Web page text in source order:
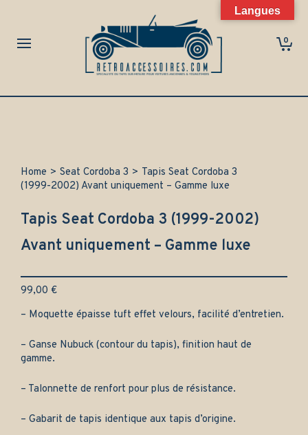
0
Home > Seat Cordoba 3 > Tapis Seat Cordoba 3
(1999-2002) Avant uniquement – Gamme luxe
Tapis Seat Cordoba 3 (1999-2002)
Avant uniquement – Gamme luxe
99,00 €
– Moquette épaisse tuft effet velours, facilité d’entretien.
– Ganse Nubuck (contour du tapis), finition haut de
gamme.
– Talonnette de renfort pour plus de résistance.
– Gabarit de tapis identique aux tapis d’origine.
Langues